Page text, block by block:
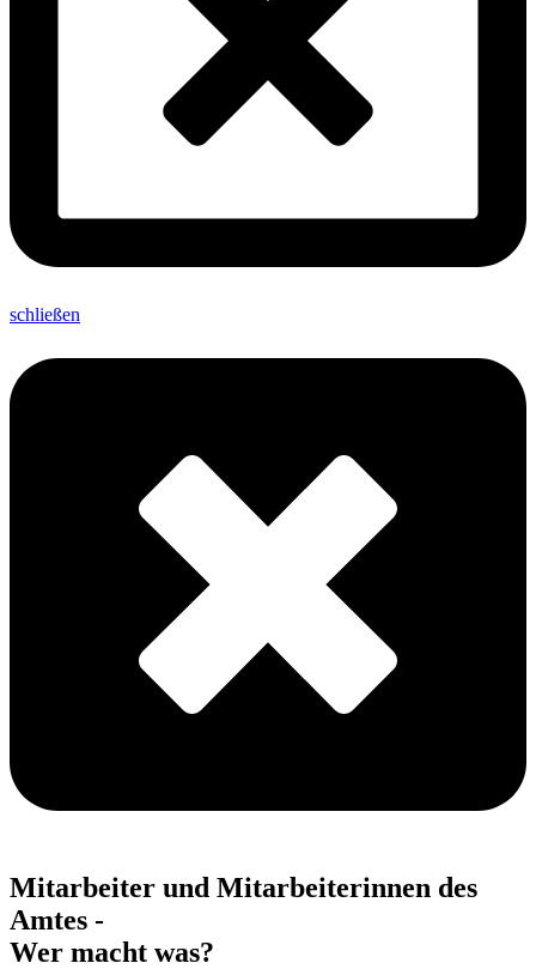
schließen
Mitarbeiter und Mitarbeiterinnen des
Amtes -
Wer macht was?